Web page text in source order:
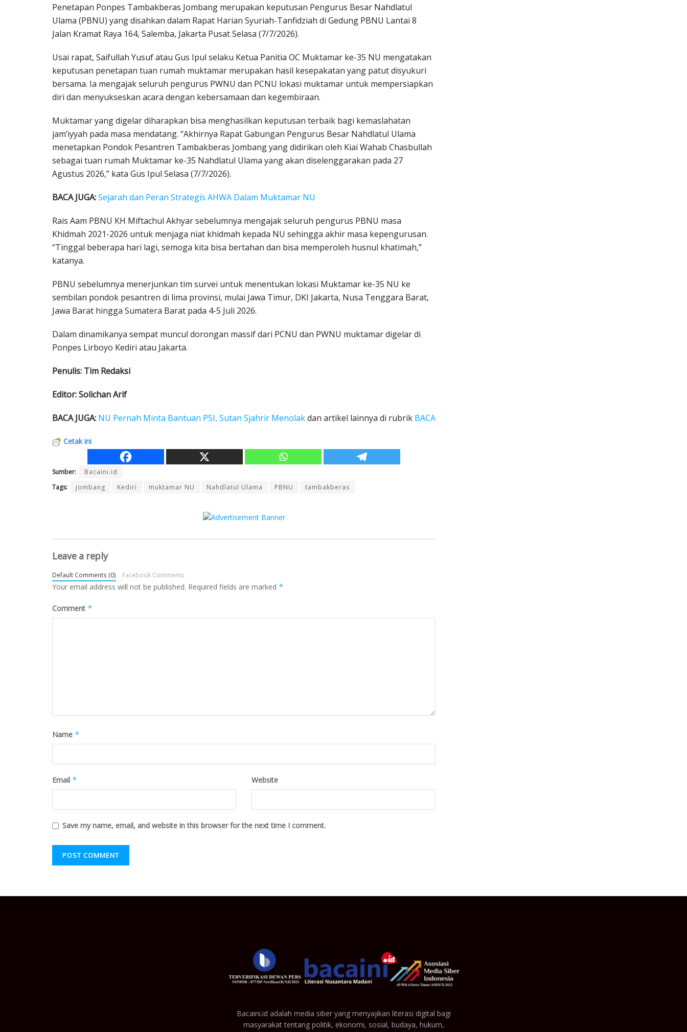
Penetapan Ponpes Tambakberas Jombang merupakan keputusan Pengurus Besar Nahdlatul
Ulama (PBNU) yang disahkan dalam Rapat Harian Syuriah-Tanfidziah di Gedung PBNU Lantai 8
Jalan Kramat Raya 164, Salemba, Jakarta Pusat Selasa (7/7/2026).
Usai rapat, Saifullah Yusuf atau Gus Ipul selaku Ketua Panitia OC Muktamar ke-35 NU mengatakan
keputusan penetapan tuan rumah muktamar merupakan hasil kesepakatan yang patut disyukuri
bersama. Ia mengajak seluruh pengurus PWNU dan PCNU lokasi muktamar untuk mempersiapkan
diri dan menyukseskan acara dengan kebersamaan dan kegembiraan.
Muktamar yang digelar diharapkan bisa menghasilkan keputusan terbaik bagi kemaslahatan
jam’iyyah pada masa mendatang. “Akhirnya Rapat Gabungan Pengurus Besar Nahdlatul Ulama
menetapkan Pondok Pesantren Tambakberas Jombang yang didirikan oleh Kiai Wahab Chasbullah
sebagai tuan rumah Muktamar ke-35 Nahdlatul Ulama yang akan diselenggarakan pada 27
Agustus 2026,” kata Gus Ipul Selasa (7/7/2026).
BACA JUGA:Sejarah dan Peran Strategis AHWA Dalam Muktamar NU
Rais Aam PBNU KH Miftachul Akhyar sebelumnya mengajak seluruh pengurus PBNU masa
Khidmah 2021-2026 untuk menjaga niat khidmah kepada NU sehingga akhir masa kepengurusan.
“Tinggal beberapa hari lagi, semoga kita bisa bertahan dan bisa memperoleh husnul khatimah,”
katanya.
PBNU sebelumnya menerjunkan tim survei untuk menentukan lokasi Muktamar ke-35 NU ke
sembilan pondok pesantren di lima provinsi, mulai Jawa Timur, DKI Jakarta, Nusa Tenggara Barat,
Jawa Barat hingga Sumatera Barat pada 4-5 Juli 2026.
Dalam dinamikanya sempat muncul dorongan massif dari PCNU dan PWNU muktamar digelar di
Ponpes Lirboyo Kediri atau Jakarta.
Penulis: Tim Redaksi
Editor: Solichan Arif
BACA JUGA: NU Pernah Minta Bantuan PSI, Sutan Sjahrir Menolakdan artikel lainnya di rubrik BACA
Cetak ini
Sumber:
Bacaini.id
Tags:
jombang Kediri muktamar NU Nahdlatul Ulama PBNU tambakberas
Leave a reply
Default Comments (0) Facebook Comments
Your email address will not be published. Required fields are marked *
Comment *
Name *
Email * Website
Save my name, email, and website in this browser for the next time I comment.
Bacaini.id adalah media siber yang menyajikan literasi digital bagi
masyarakat tentang politik, ekonomi, sosial, budaya, hukum,